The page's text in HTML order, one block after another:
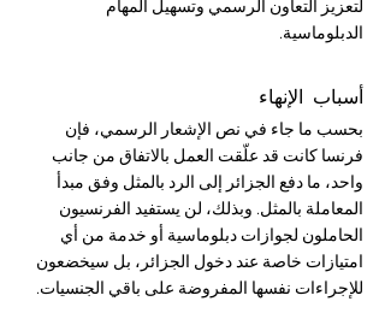
لتعزيز التعاون الرسمي وتسهيل المهام
الدبلوماسية.
أسباب الإنهاء
بحسب ما جاء في نص الإشعار الرسمي، فإن
فرنسا كانت قد علّقت العمل بالاتفاق من جانب
واحد، ما دفع الجزائر إلى الرد بالمثل وفق مبدأ
المعاملة بالمثل. وبذلك، لن يستفيد الفرنسيون
الحاملون لجوازات دبلوماسية أو خدمة من أي
امتيازات خاصة عند دخول الجزائر، بل سيخضعون
للإجراءات نفسها المفروضة على باقي الجنسيات.